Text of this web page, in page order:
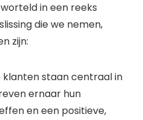
in een reeks
die we nemen,
zijn:
klanten staan ​​centraal in
ernaar hun
en een positieve,